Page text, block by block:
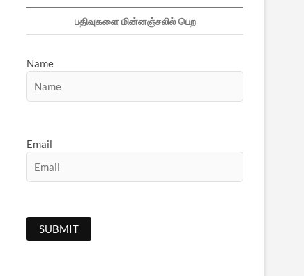
பதிவுகளை மின்னஞ்சலில் பெற
Name
Email